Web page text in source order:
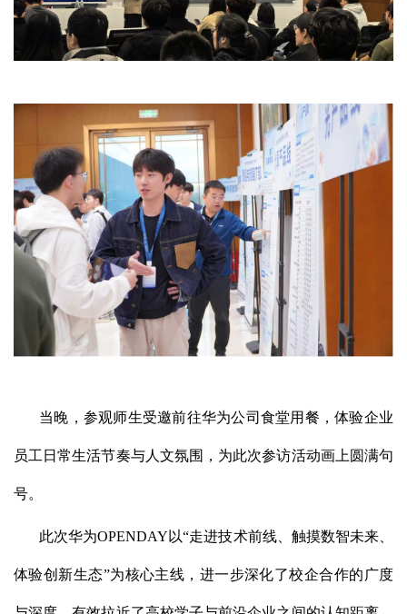
当晚，参观师生受邀前往华为公司食堂用餐，体验企业
员工日常生活节奏与人文氛围，为此次参访活动画上圆满句
号。
此次华为OPENDAY以“走进技术前线、触摸数智未来、
体验创新生态”为核心主线，进一步深化了校企合作的广度